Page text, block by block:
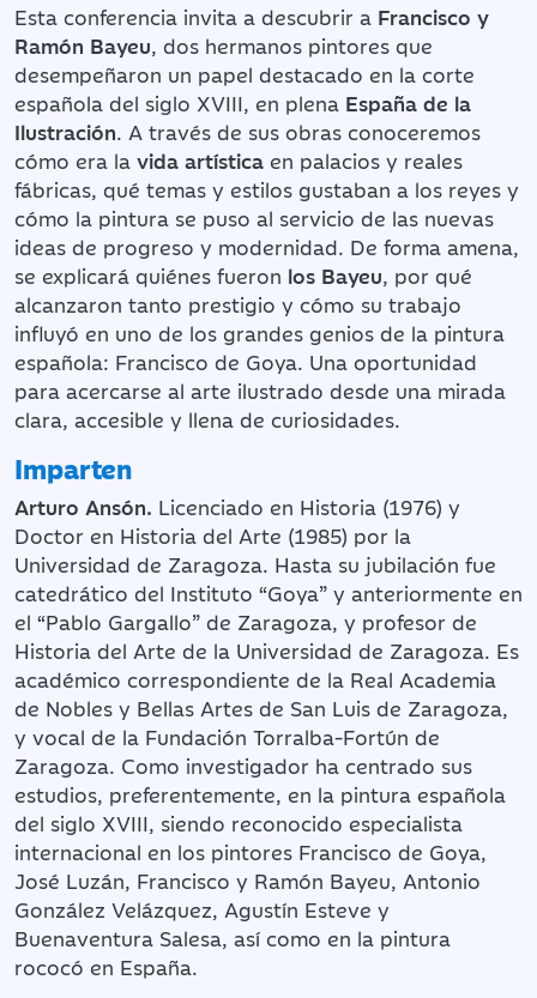
Esta conferencia invita a descubrir a Francisco y
Ramón Bayeu, dos hermanos pintores que
desempeñaron un papel destacado en la corte
española del siglo XVIII, en plena España de la
Ilustración. A través de sus obras conoceremos
cómo era la vida artística en palacios y reales
fábricas, qué temas y estilos gustaban a los reyes y
cómo la pintura se puso al servicio de las nuevas
ideas de progreso y modernidad. De forma amena,
se explicará quiénes fueron los Bayeu, por qué
alcanzaron tanto prestigio y cómo su trabajo
influyó en uno de los grandes genios de la pintura
española: Francisco de Goya. Una oportunidad
para acercarse al arte ilustrado desde una mirada
clara, accesible y llena de curiosidades.
Imparten
Arturo Ansón. Licenciado en Historia (1976) y
Doctor en Historia del Arte (1985) por la
Universidad de Zaragoza. Hasta su jubilación fue
catedrático del Instituto “Goya” y anteriormente en
el “Pablo Gargallo” de Zaragoza, y profesor de
Historia del Arte de la Universidad de Zaragoza. Es
académico correspondiente de la Real Academia
de Nobles y Bellas Artes de San Luis de Zaragoza,
y vocal de la Fundación Torralba-Fortún de
Zaragoza. Como investigador ha centrado sus
estudios, preferentemente, en la pintura española
del siglo XVIII, siendo reconocido especialista
internacional en los pintores Francisco de Goya,
José Luzán, Francisco y Ramón Bayeu, Antonio
González Velázquez, Agustín Esteve y
Buenaventura Salesa, así como en la pintura
rococó en España.